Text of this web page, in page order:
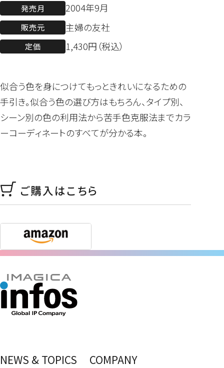
発売月 2004年9月
販売元 主婦の友社
定価 1,430円（税込）
似合う色を身につけてもっときれいになるための
手引き。似合う色の選び方はもちろん、タイプ別、
シーン別の色の利用法から苦手色克服法までカラ
ーコーディネートのすべてが分かる本。
ご購入はこちら
NEWS & TOPICS
COMPANY